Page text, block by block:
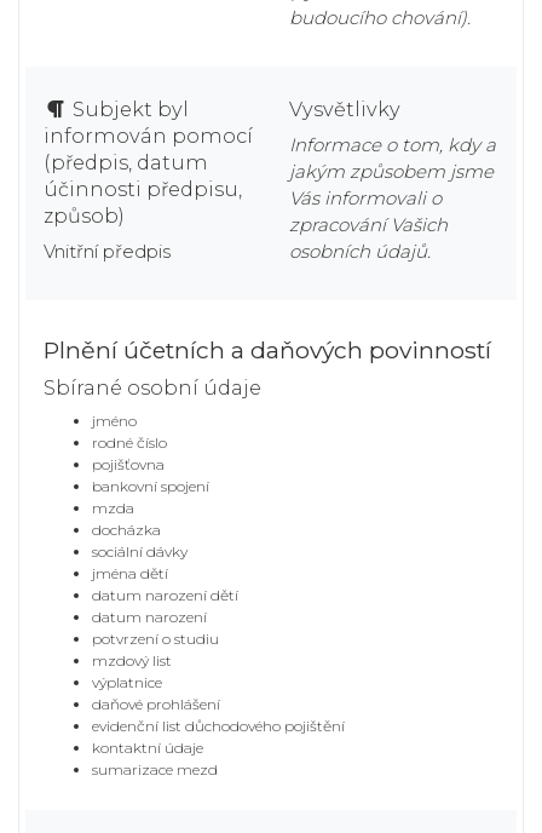
budoucího chování).
Subjekt byl
informován pomocí
(předpis, datum
účinnosti předpisu,
způsob)
Vnitřní předpis
Vysvětlivky
Informace o tom, kdy a
jakým způsobem jsme
Vás informovali o
zpracování Vašich
osobních údajů.
Plnění účetních a daňových povinností
Sbírané osobní údaje
jméno
rodné číslo
pojišťovna
bankovní spojení
mzda
docházka
sociální dávky
jména dětí
datum narození dětí
datum narození
potvrzení o studiu
mzdový list
výplatnice
daňové prohlášení
evidenční list důchodového pojištění
kontaktní údaje
sumarizace mezd